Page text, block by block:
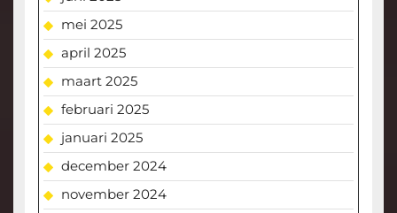
mei 2025
april 2025
maart 2025
februari 2025
januari 2025
december 2024
november 2024